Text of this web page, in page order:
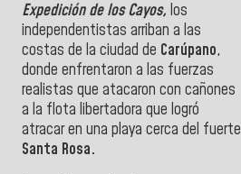
Expedición de los Cayos, los
independentistas arriban a las
costas de la ciudad de Carúpano,
donde enfrentaron a las fuerzas
realistas que atacaron con cañones
a la flota libertadora que logró
atracar en una playa cerca del fuerte
Santa Rosa.